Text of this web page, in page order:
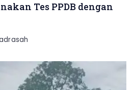
Tes PPDB dengan